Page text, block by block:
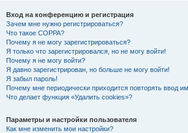
Вход на конференцию и регистрация
Зачем мне нужно регистрироваться?
Что такое COPPA?
Почему я не могу зарегистрироваться?
Я только что зарегистрировался, но не могу войти!
Почему я не могу войти?
Я давно зарегистрирован, но больше не могу войти!
Я забыл пароль!
Почему мне периодически приходится повторять ввод
Что делает функция «Удалить cookies»?
Параметры и настройки пользователя
Как мне изменить мои настройки?